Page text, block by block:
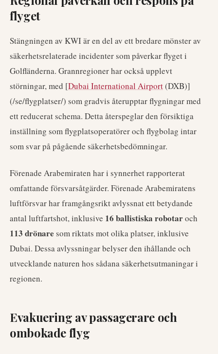
flyget
Stängningen av KWI är en del av ett bredare mönster av
säkerhetsrelaterade incidenter som påverkar flyget i
Golfländerna. Grannregioner har också upplevt
störningar, med [Dubai International Airport(DXB)]
(/se/flygplatser/) som gradvis återupptar flygningar med
ett reducerat schema. Detta återspeglar den försiktiga
inställning som flygplatsoperatörer och flygbolag intar
som svar på pågående säkerhetsbedömningar.
Förenade Arabemiraten har i synnerhet rapporterat
omfattande försvarsåtgärder. Förenade Arabemiratens
luftförsvar har framgångsrikt avlyssnat ett betydande
antal luftfartshot, inklusive 16 ballistiska robotaroch
113 drönare som riktats mot olika platser, inklusive
Dubai. Dessa avlyssningar belyser den ihållande och
utvecklande naturen hos sådana säkerhetsutmaningar i
regionen.
Evakuering av passagerare och
ombokade flyg